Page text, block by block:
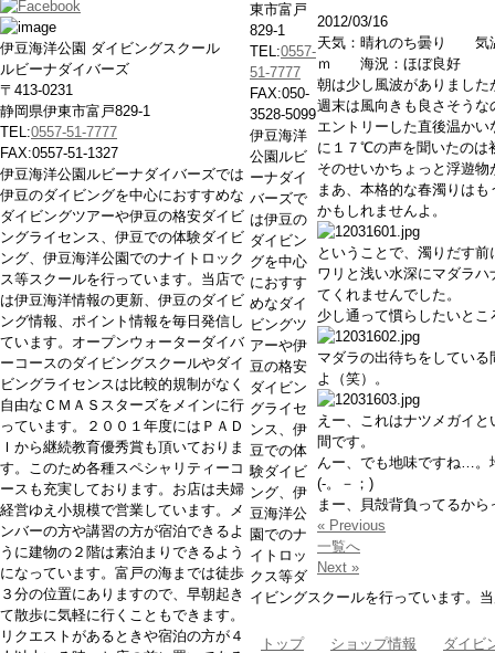
伊豆海洋公園 ダイビングスクール
ルビーナダイバーズ
〒413-0231
静岡県伊東市富戸829-1
TEL:0557-51-7777
FAX:0557-51-1327
伊豆海洋公園ルビーナダイバーズでは
伊豆のダイビングを中心におすすめな
ダイビングツアーや伊豆の格安ダイビ
ングライセンス、伊豆での体験ダイビ
ング、伊豆海洋公園でのナイトロック
ス等スクールを行っています。当店で
は伊豆海洋情報の更新、伊豆のダイビ
ング情報、ポイント情報を毎日発信し
ています。オープンウォーターダイバ
ーコースのダイビングスクールやダイ
ビングライセンスは比較的規制がなく
自由なＣＭＡＳスターズをメインに行
っています。２００１年度にはＰＡＤ
Ｉから継続教育優秀賞も頂いておりま
す。このため各種スペシャリティーコ
ースも充実しております。お店は夫婦
経営ゆえ小規模で営業しています。メ
ンバーの方や講習の方が宿泊できるよ
うに建物の２階は素泊まりできるよう
になっています。富戸の海までは徒歩
３分の位置にありますので、早朝起き
て散歩に気軽に行くこともできます。
リクエストがあるときや宿泊の方が４
2012/03/16
天気：晴れのち曇り
ｍ 海況：ほぼ良好
朝は少し風波がありまし
週末は風向きも良さそう
エントリーした直後温か
に１７℃の声を聞いたのは
そのせいかちょっと浮遊
まあ、本格的な春濁りは
かもしれませんよ。
ということで、濁りだす
ワリと浅い水深にマダラ
てくれませんでした。
少し通って慣らしたいと
マダラの出待ちをしてい
よ（笑）。
えー、これはナツメガイ
間です。
んー、でも地味ですね…。
(-。－；)
まー、貝殻背負ってるか
« Previous
一覧へ
Next »
東市富戸
829-1
TEL:0557-
51-7777
FAX:050-
3528-5099
伊豆海洋
公園ルビ
ーナダイ
バーズで
は伊豆の
ダイビン
グを中心
におすす
めなダイ
ビングツ
アーや伊
豆の格安
ダイビン
グライセ
ンス、伊
豆での体
験ダイビ
ング、伊
豆海洋公
園でのナ
イトロッ
クス等ダ
イビングスクールを行っています。
トップ ショップ情報 ダイビ